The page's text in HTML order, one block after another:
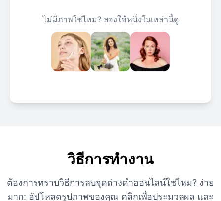
ไม่มีภาพใช่ไหม? ลองใช้หนึ่งในเหล่านี้ดู
วิธีการทำงาน
ต้องการทราบวิธีการลบจุดด่างดำออนไลน์ใช่ไหม? ง่าย
มาก: อัปโหลดรูปภาพของคุณ คลิกเพื่อประมวลผล และ